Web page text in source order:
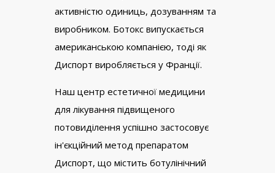
активністю одиниць, дозуванням та
виробником. Ботокс випускається
американською компанією, тоді як
Диспорт виробляється у Франції.
Наш центр естетичної медицини
для лікування підвищеного
потовиділення успішно застосовує
ін'єкційний метод препаратом
Диспорт, що містить ботулінічний